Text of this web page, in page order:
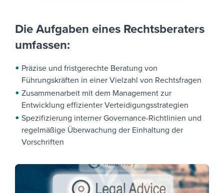
Die Aufgaben eines Rechtsberaters
umfassen:
Präzise und fristgerechte Beratung von
Führungskräften in einer Vielzahl von Rechtsfragen
Zusammenarbeit mit dem Management zur
Entwicklung effizienter Verteidigungsstrategien
Spezifizierung interner Governance-Richtlinien und
regelmäßige Überwachung der Einhaltung der
Vorschriften